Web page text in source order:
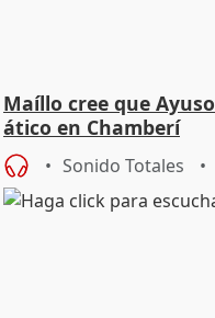
Maíllo cree que
ático en Chamberí
Sonido Totales